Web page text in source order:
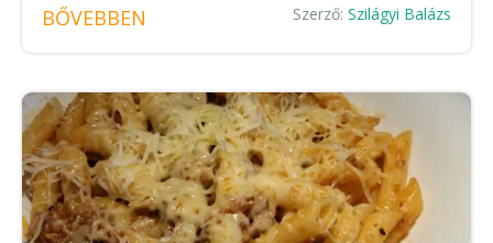
BŐVEBBEN Szerző: Szilágyi Balázs